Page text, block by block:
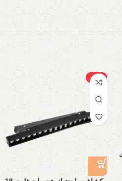
-22%